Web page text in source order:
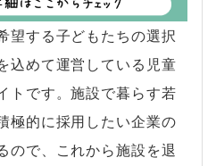
望する子どもたちの選択
込めて運営している児童
トです。施設で暮らす若
極的に採用したい企業の
ので、これから施設を退